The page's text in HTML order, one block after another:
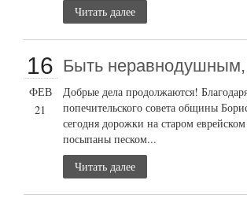
Читать далее
16
ФЕВ
21
Быть неравнодушным,
Добрые дела продолжаются!
попечительского совета общины
сегодня дорожки на старом
посыпаны песком...
Читать далее